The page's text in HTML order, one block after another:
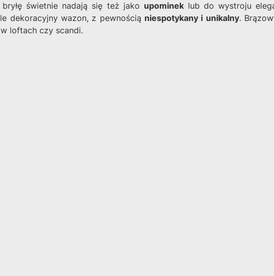
świetnie nadają się też jako upomineklub do wystroju
dekoracyjny wazon, z pewnością niespotykany i unikalny.
loftach czy scandi.